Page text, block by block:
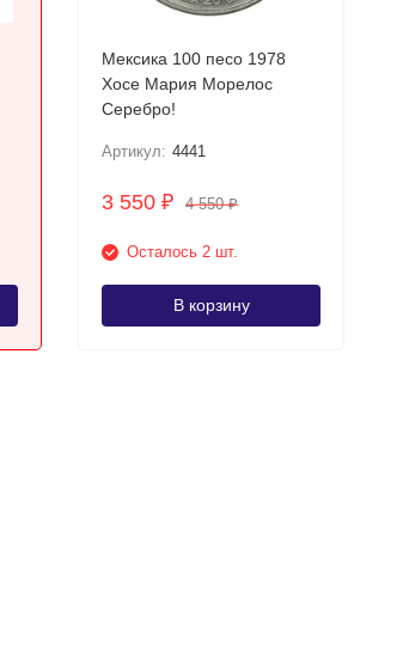
Мексика 100 песо 1978
Хосе Мария Морелос
Серебро!
Артикул: 4441
3 550₽ 4 550₽
Осталось 2 шт.
В корзину